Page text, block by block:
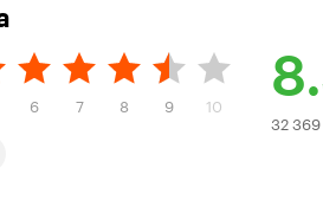
6 7 8 9 10
32